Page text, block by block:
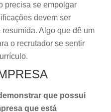
precisa se empolgar
devem ser
Algo que dê um
o recrutador se sentir
que possui
que está